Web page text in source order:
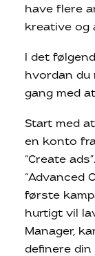
have flere
kreative og
I det
hvordan du
gang med
Start med
en konto
“Create
“Advanced
første
hurtigt vil
Manager,
definere din